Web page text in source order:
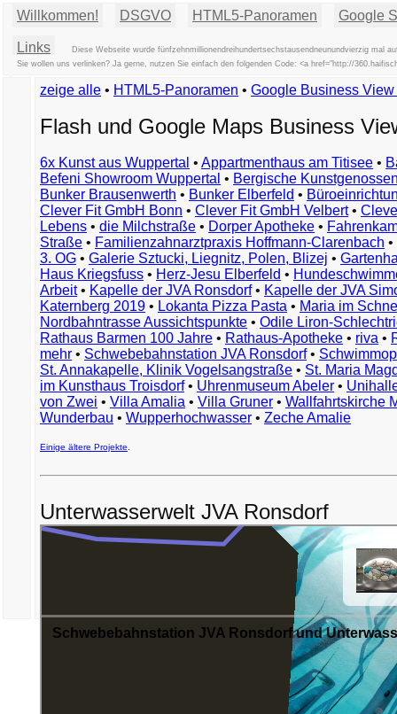
Willkommen! DSGVO HTML5-Panoramen Google
Links
Diese Webseite wurde fünfzehnmillionendreihundertsechstausendneunundvierzig mal
Sie wollen uns verlinken? Ja gerne, nutzen Sie einfach den folgenden Code: <a href="http://
zeige alle • HTML5-Panoramen • Google Business
Flash und Google Maps Business
6x Kunst aus Wuppertal • Appartmenthaus am Titisee •
Befeni Showroom Wuppertal • Bergische
Bunker Brausenwerth • Bunker Elberfeld •
Clever Fit GmbH Bonn • Clever Fit GmbH Velbert•
Lebens • die Milchstraße • Dorper Apotheke •
Straße • Familienzahnarztpraxis Hoffmann-Clarenbach •
3. OG • Galerie Sztucki, Liegnitz, Polen, Blizej •
Haus Kriegsfuss • Herz-Jesu Elberfeld •
Arbeit• Kapelle der JVA Ronsdorf• Kapelle der JVA
Katernberg 2019 • Lokanta Pizza Pasta • Maria im
Nordbahntrasse Aussichtspunkte • Odile Liron-
Rathaus Barmen 100 Jahre • Rathaus-Apotheke • riva •
mehr • Schwebebahnstation JVA Ronsdorf•
St. Annakapelle, Klinik Vogelsangstraße • St. Maria
im Kunsthaus Troisdorf• Uhrenmuseum Abeler •
von Zwei • Villa Amalia • Villa Gruner • Wallfahrtskirche
Wunderbau • Wupperhochwasser • Zeche Amalie
Einige ältere Projekte
Unterwasserwelt JVA Ronsdorf